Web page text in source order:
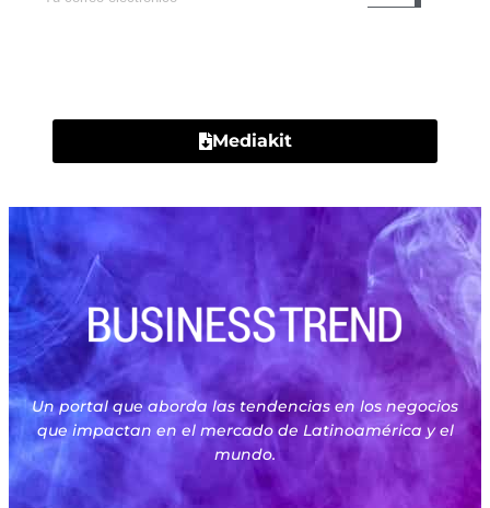
Mediakit
Un portal que aborda las tendencias en los negocios
que impactan en el mercado de Latinoamérica y el
mundo.